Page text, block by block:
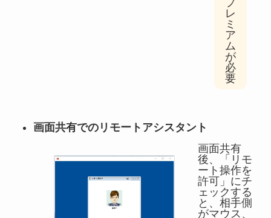
レ
ミ
ア
ム
が
必
要
画面共有でのリモートアシスタント
画面共有
後、「リモ
ート操作を
許可」にチ
ェックする
と、相手側
がマウス、